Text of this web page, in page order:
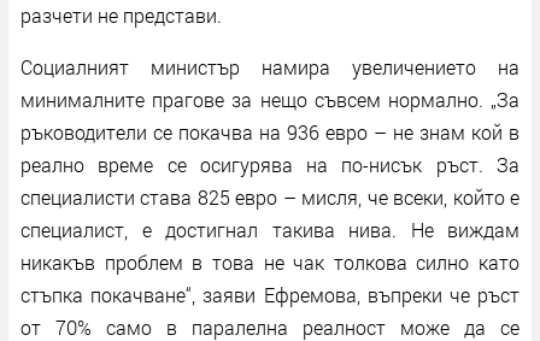
разчети не представи.
Социалният министър намира увеличението на
минималните прагове за нещо съвсем нормално. „За
ръководители се покачва на 936 евро – не знам кой в
реално време се осигурява на по-нисък ръст. За
специалисти става 825 евро – мисля, че всеки, който е
специалист, е достигнал такива нива. Не виждам
никакъв проблем в това не чак толкова силно като
стъпка покачване“, заяви Ефремова, въпреки че ръст
от 70% само в паралелна реалност може да се